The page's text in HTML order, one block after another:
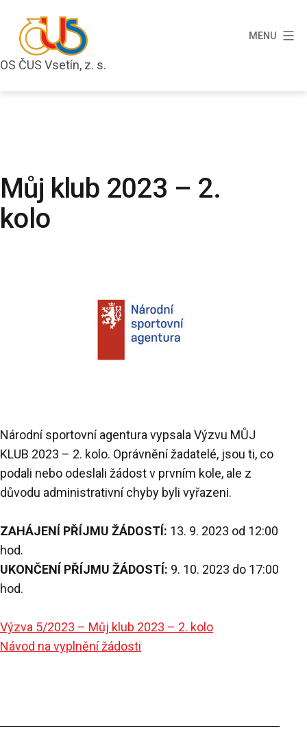
obsahu
OS ČUS Vsetín, z. s.
MENU
Můj klub 2023 – 2.
kolo
Národní sportovní agentura vypsala Výzvu MŮJ
KLUB 2023 – 2. kolo. Oprávnění žadatelé, jsou ti, co
podali nebo odeslali žádost v prvním kole, ale z
důvodu administrativní chyby byli vyřazeni.
ZAHÁJENÍ PŘÍJMU ŽÁDOSTÍ: 13. 9. 2023 od 12:00
hod.
UKONČENÍ PŘÍJMU ŽÁDOSTÍ: 9. 10. 2023 do 17:00
hod.
Výzva 5/2023 – Můj klub 2023 – 2. kolo
Návod na vyplnění žádosti